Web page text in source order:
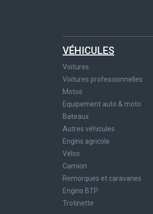
VÉHICULES
Voitures
Voitures professionnelles
Motos
Equipement auto & moto
Bateaux
Autres véhicules
Engins agricole
Vélos
Camion
Remorques et caravanes
Engins BTP
Trotinette